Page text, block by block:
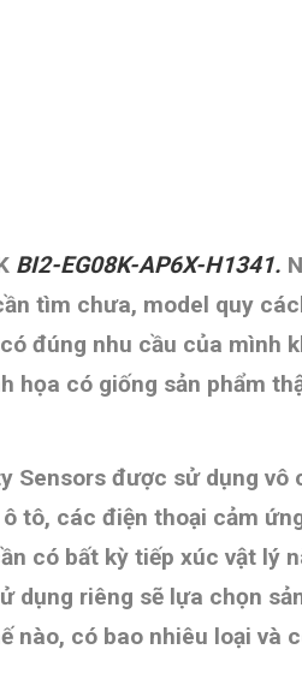
BI2-EG08K-AP6X-H1341.
tìm chưa, model quy
đúng nhu cầu của mình
họa có giống sản phẩm
Sensors được sử dụng
tô, các điện thoại cảm
có bất kỳ tiếp xúc vật lý
dụng riêng sẽ lựa chọn
có bao nhiêu loại và